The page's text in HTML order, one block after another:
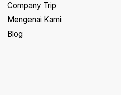
Company Trip
Mengenai Kami
Blog